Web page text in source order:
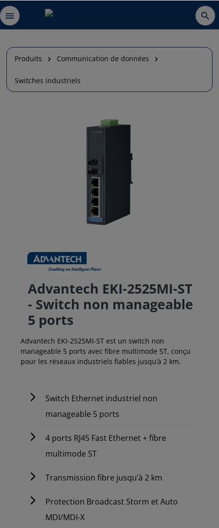
Produits Communication de données
Switches industriels
Advantech EKI-2525MI-ST
- Switch non manageable
5 ports
Advantech EKI-2525MI-ST est un switch non
manageable 5 ports avec fibre multimode ST, conçu
pour les réseaux industriels fiables jusqu’à 2 km.
Switch Ethernet industriel non
manageable 5 ports
4 ports RJ45 Fast Ethernet + fibre
multimode ST
Transmission fibre jusqu’à 2 km
Protection Broadcast Storm et Auto
MDI/MDI-X